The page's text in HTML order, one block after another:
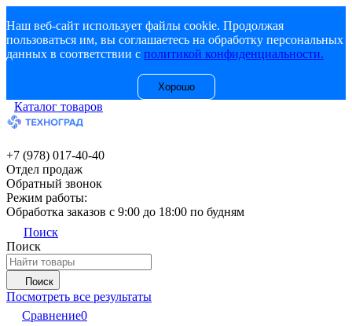
Наш веб-сайт использует файлы cookie. Продолжая
пользоваться им, вы соглашаетесь на обработку персональных
данных в соответствии с политикой конфиденциальности.
Хорошо
Каталог товаров
+7 (978) 017-40-40
Отдел продаж
Обратный звонок
Режим работы:
Обработка заказов с 9:00 до 18:00 по будням
Поиск
Поиск
Поиск
Посмотреть все результаты
Сравнение0